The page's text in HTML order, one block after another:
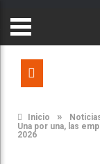
Inicio »
Una por una, las
2026